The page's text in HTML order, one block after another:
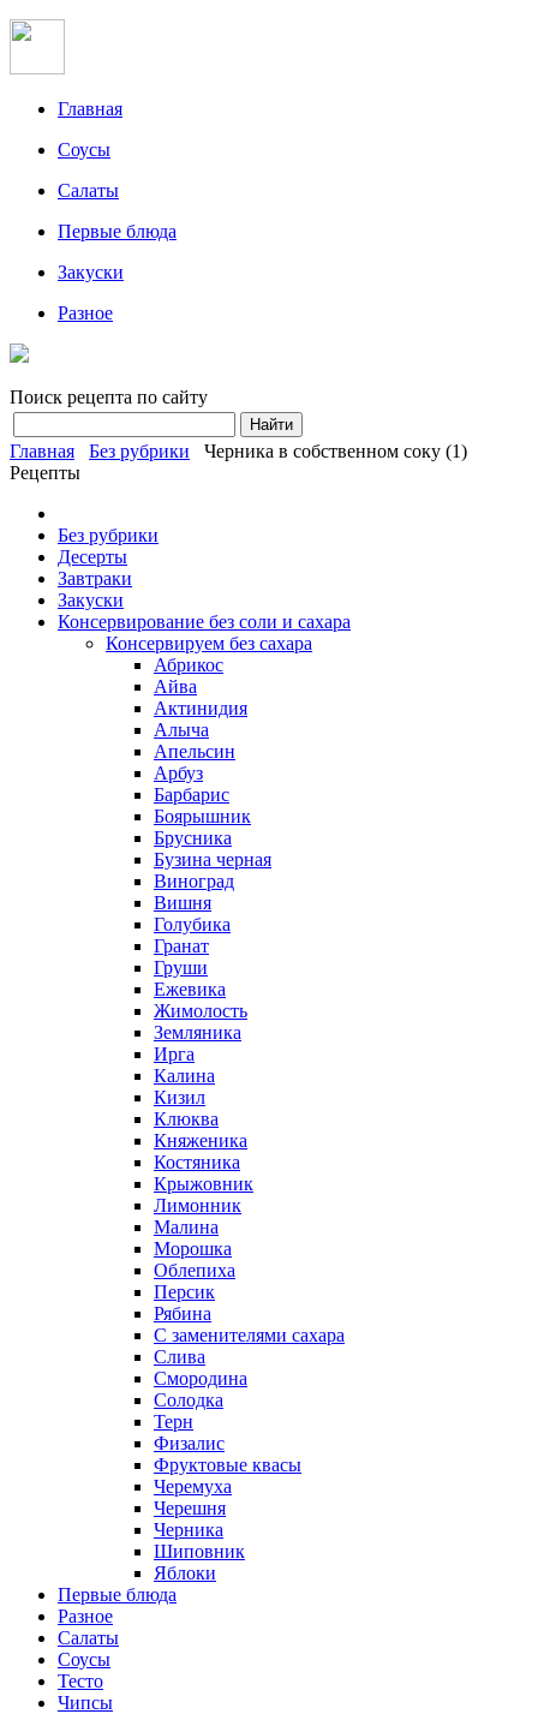
Главная
Соусы
Салаты
Первые блюда
Закуски
Разное
Поиск рецепта по сайту
Главная Без рубрики
Черника в собственном соку (1)
Рецепты
Без рубрики
Десерты
Завтраки
Закуски
Консервирование без соли и сахара
Консервируем без сахара
Абрикос
Айва
Актинидия
Алыча
Апельсин
Арбуз
Барбарис
Боярышник
Брусника
Бузина черная
Виноград
Вишня
Голубика
Гранат
Груши
Ежевика
Жимолость
Земляника
Ирга
Калина
Кизил
Клюква
Княженика
Костяника
Крыжовник
Лимонник
Малина
Морошка
Облепиха
Персик
Рябина
С заменителями сахара
Слива
Смородина
Солодка
Терн
Физалис
Фруктовые квасы
Черемуха
Черешня
Черника
Шиповник
Яблоки
Первые блюда
Разное
Салаты
Соусы
Тесто
Чипсы